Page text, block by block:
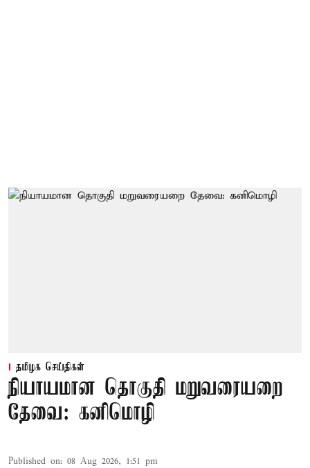
தமிழக செய்திகள்
நியாயமான தொகுதி மறுவரையறை
தேவை: கனிமொழி
Published on: 08 Aug 2026, 1:51 pm